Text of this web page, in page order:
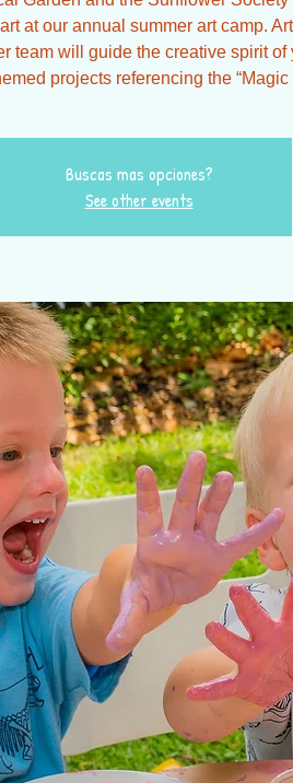
at our annual summer art camp.
team will guide the creative spirit of
projects referencing the “Magic
Buscas mas opciones?
See other events